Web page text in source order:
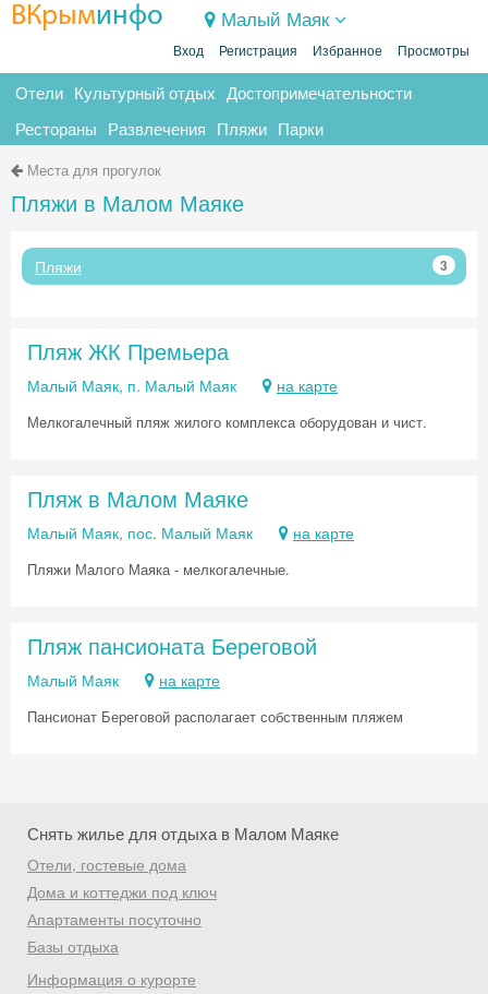
ВКрыминфо Малый Маяк
Вход Регистрация Избранное Просмотры
Отели Культурный отдых Достопримечательности
Рестораны Развлечения Пляжи Парки
Места для прогулок
Пляжи в Малом Маяке
Пляжи 3
Пляж ЖК Премьера
Малый Маяк, п. Малый Маяк на карте
Мелкогалечный пляж жилого комплекса оборудован и чист.
Пляж в Малом Маяке
Малый Маяк, пос. Малый Маяк на карте
Пляжи Малого Маяка - мелкогалечные.
Пляж пансионата Береговой
Малый Маяк на карте
Пансионат Береговой располагает собственным пляжем
Снять жилье для отдыха в Малом Маяке
Отели, гостевые дома
Дома и коттеджи под ключ
Апартаменты посуточно
Базы отдыха
Информация о курорте
Скидка −5%
Хочешь дешевле? Оставь почту и получи
промокод на первое бронирование!